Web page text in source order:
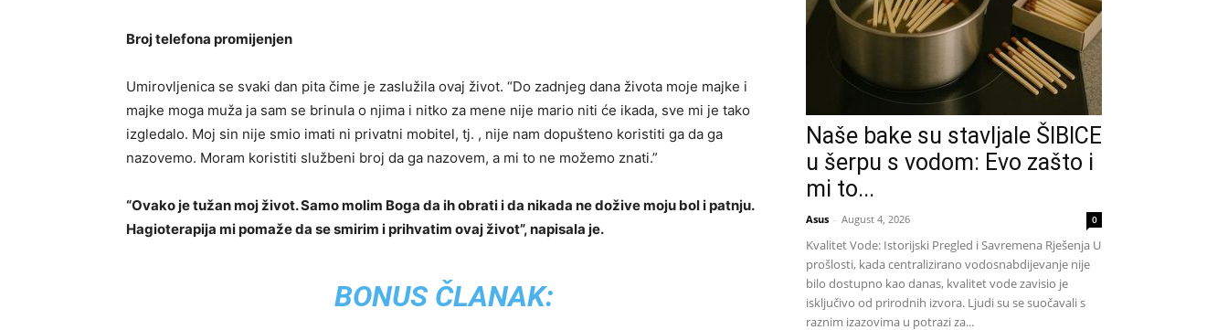
Broj telefona promijenjen
Umirovljenica se svaki dan pita čime je zaslužila ovaj život. “Do zadnjeg dana života moje majke i
majke moga muža ja sam se brinula o njima i nitko za mene nije mario niti će ikada, sve mi je tako
izgledalo. Moj sin nije smio imati ni privatni mobitel, tj. , nije nam dopušteno koristiti ga da ga
nazovemo. Moram koristiti službeni broj da ga nazovem, a mi to ne možemo znati.”
“Ovako je tužan moj život. Samo molim Boga da ih obrati i da nikada ne dožive moju bol i patnju.
Hagioterapija mi pomaže da se smirim i prihvatim ovaj život”, napisala je.
BONUS ČLANAK:
Naše bake su stavljale ŠIBICE
u šerpu s vodom: Evo zašto i
mi to...
Asus - August 4, 2026 0
Kvalitet Vode: Istorijski Pregled i Savremena Rješenja U
prošlosti, kada centralizirano vodosnabdijevanje nije
bilo dostupno kao danas, kvalitet vode zavisio je
isključivo od prirodnih izvora. Ljudi su se suočavali s
raznim izazovima u potrazi za...